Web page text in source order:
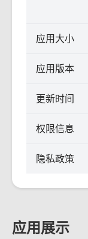
应用大小
应用版本
更新时间
权限信息
隐私政策
应用展示